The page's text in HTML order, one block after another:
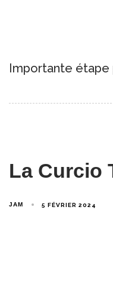
Importante étape
La Curcio
JAM 5 FÉVRIER 2024